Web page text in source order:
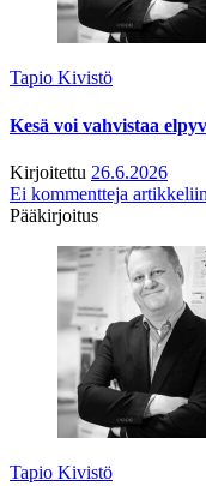
Tapio Kivistö
Kesä voi vahvistaa
Kirjoitettu 26.6.2026
Ei kommentteja
Pääkirjoitus
Tapio Kivistö